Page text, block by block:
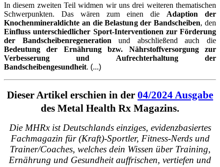
In diesem zweiten Teil widmen wir uns drei weiteren thematischen
Schwerpunkten. Das wären zum einen die Adaption der
Knochenmineraldichte an die Belastung der Bandscheiben, den
Einfluss unterschiedlicher Sport-Interventionen zur Förderung
der Bandscheibenregeneration und abschließend auch die
Bedeutung der Ernährung bzw. Nährstoffversorgung zur
Verbesserung und Aufrechterhaltung der
Bandscheibengesundheit. (...)
Dieser Artikel erschien in der 04/2024 Ausgabe
des Metal Health Rx Magazins.
Die MHRx ist Deutschlands einziges, evidenzbasiertes
Fachmagazin für (Kraft)-Sportler, Fitness-Nerds und
Trainer/Coaches, welches dein Wissen über Training,
Ernährung und Gesundheit auffrischen, vertiefen und